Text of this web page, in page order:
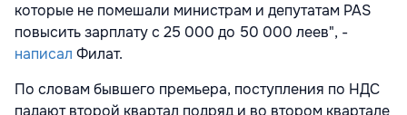
которые не помешали министрам и депутатам PAS
повысить зарплату с 25 000 до 50 000 леев", -
написал Филат.
По словам бывшего премьера, поступления по НДС